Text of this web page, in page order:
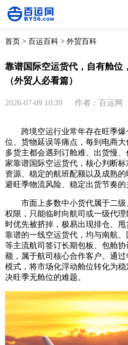
全部 物流资讯
取消
首页 > 百运百科 > 外贸百科
靠谱国际空运货代，自有舱位
（外贸人必看篇）
2026-07-09 10:39 作者：百运网
跨境空运行业常年存在旺季爆
位、货物延误等痛点，每到电商
多货主都会遇到订舱难、出货慢
家靠谱国际空运货代，核心判断
资源、稳定的航班配额以及成熟
避旺季物流风险、稳定出货节奏的
市面上多数中小货代属于二级
权限，只能临时向航司或一级代
时优先被挤掉，极易出现排仓、
靠谱的一线空运货代，均与南航
等主流航司签订长期包板、包舱
额，属于航司核心合作客户。通
模式，将市场化浮动舱位转化为
决旺季无舱位的难题。